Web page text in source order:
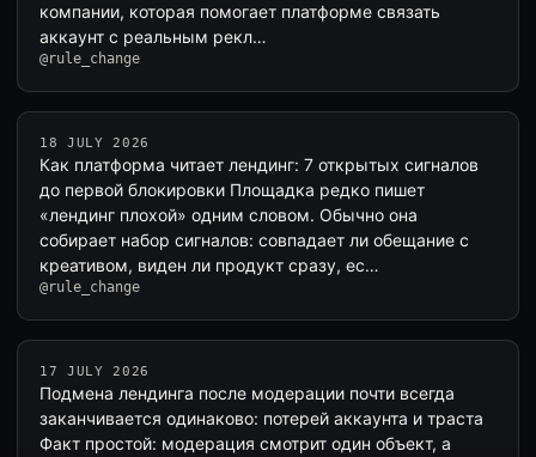
компании, которая помогает платформе связать
аккаунт с реальным рекл…
@rule_change
18 JULY 2026
Как платформа читает лендинг: 7 открытых сигналов
до первой блокировки Площадка редко пишет
«лендинг плохой» одним словом. Обычно она
собирает набор сигналов: совпадает ли обещание с
креативом, виден ли продукт сразу, ес…
@rule_change
17 JULY 2026
Подмена лендинга после модерации почти всегда
заканчивается одинаково: потерей аккаунта и трастa
Факт простой: модерация смотрит один объект, а